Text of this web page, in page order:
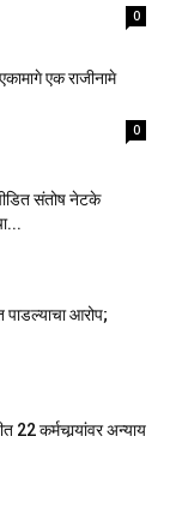
0
एक राजीनामे
0
संतोष नेटके
पाडल्याचा आरोप;
22 कर्मचार्‍यांवर अन्याय